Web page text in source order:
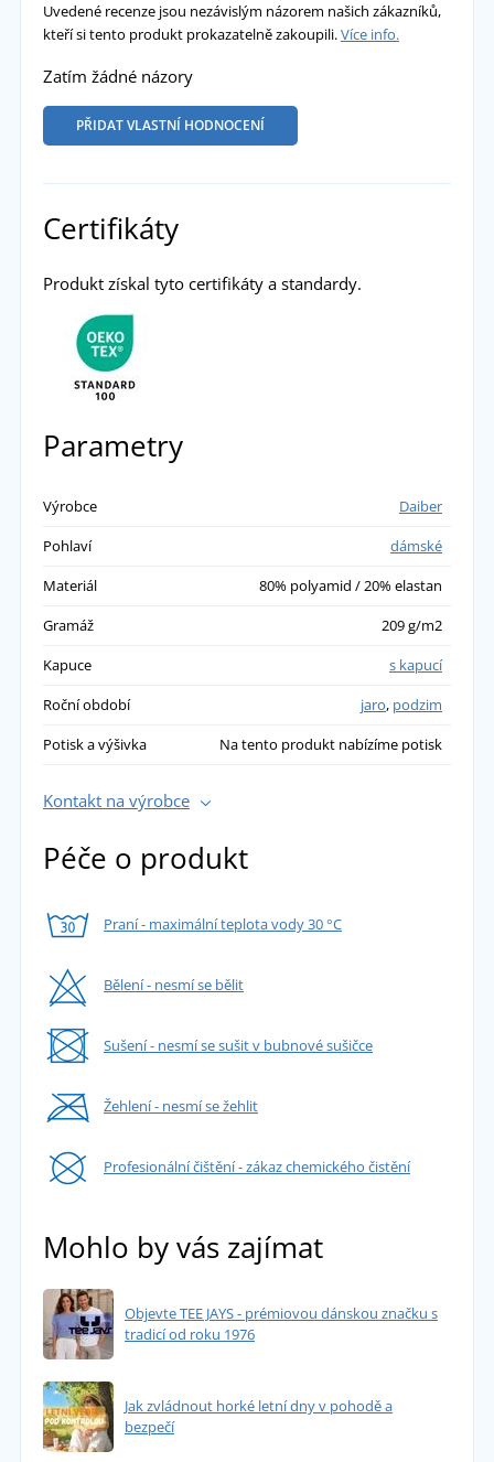
Uvedené recenze jsou nezávislým názorem našich zákazníků,
kteří si tento produkt prokazatelně zakoupili.Více info.
Zatím žádné názory
PŘIDAT VLASTNÍ HODNOCENÍ
Certifikáty
Produkt získal tyto certifikáty a standardy.
Parametry
Výrobce
Daiber
Pohlaví
dámské
Materiál
80% polyamid / 20% elastan
Gramáž
209 g/m2
Kapuce
s kapucí
Roční období
jaro, podzim
Potisk a výšivka
Na tento produkt nabízíme potisk
Kontakt na výrobce
Péče o produkt
Praní - maximální teplota vody 30 °C
Bělení - nesmí se bělit
Sušení - nesmí se sušit v bubnové sušičce
Žehlení - nesmí se žehlit
Profesionální čištění - zákaz chemického čistění
Mohlo by vás zajímat
Objevte TEE JAYS - prémiovou dánskou značku s
tradicí od roku 1976
Jak zvládnout horké letní dny v pohodě a
bezpečí